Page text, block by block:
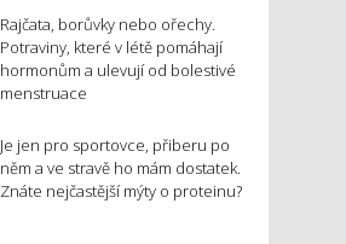
Rajčata, borůvky nebo ořechy.
Potraviny, které v létě pomáhají
hormonům a ulevují od bolestivé
menstruace
Je jen pro sportovce, přiberu po
něm a ve stravě ho mám dostatek.
Znáte nejčastější mýty o proteinu?